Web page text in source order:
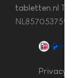
tabletten.nl
Privacy